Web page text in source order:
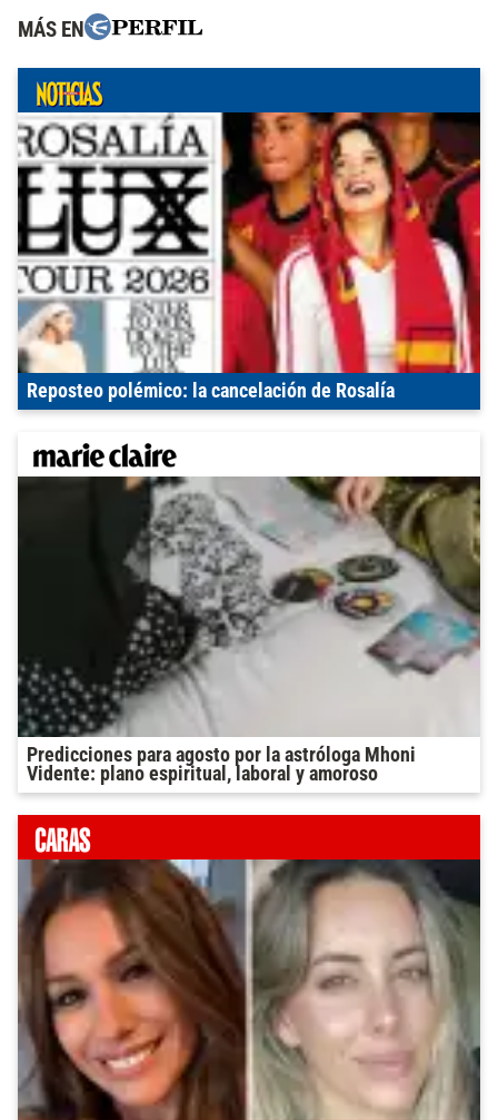
MÁS EN
Reposteo polémico: la cancelación de Rosalía
Predicciones para agosto por la astróloga Mhoni
Vidente: plano espiritual, laboral y amoroso